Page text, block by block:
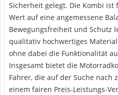
Sicherheit gelegt. Die Kombi
Wert auf eine angemessene
Bewegungsfreiheit und Schutz
qualitativ hochwertiges
ohne dabei die Funktionalität
Insgesamt bietet die
Fahrer, die auf der Suche nach
einem fairen Preis-Leistungs-